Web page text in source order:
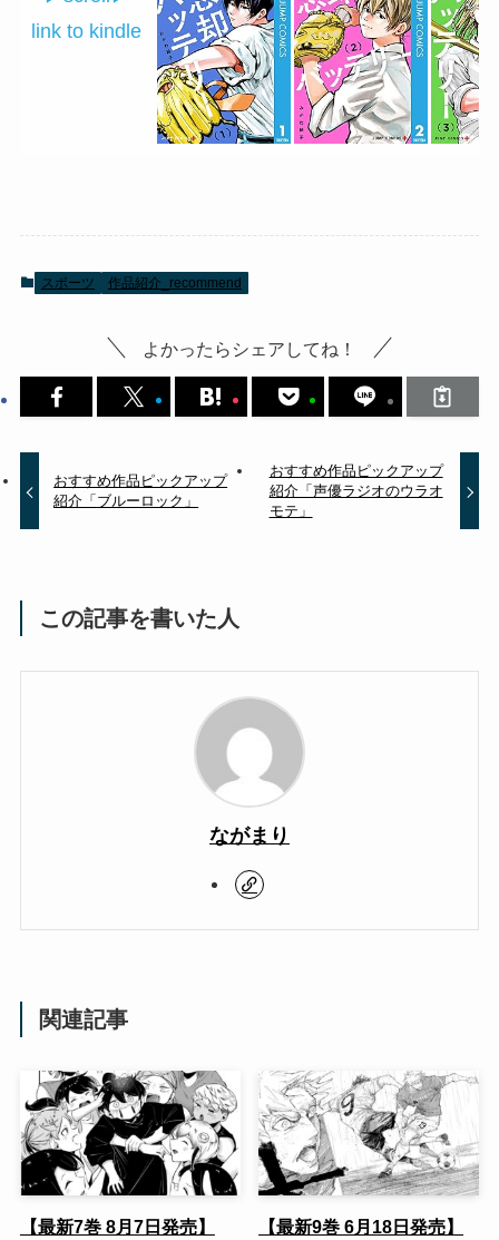
link to kindle
スポーツ 作品紹介_recommend
よかったらシェアしてね！
おすすめ作品ピックアップ
紹介「ブルーロック」
おすすめ作品ピックアップ
紹介「声優ラジオのウラオ
モテ」
この記事を書いた人
ながまり
関連記事
【最新7巻 8月7日発売】
【最新9巻 6月18日発売】